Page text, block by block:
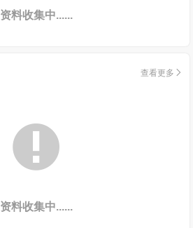
资料收集中......
查看更多 

资料收集中......